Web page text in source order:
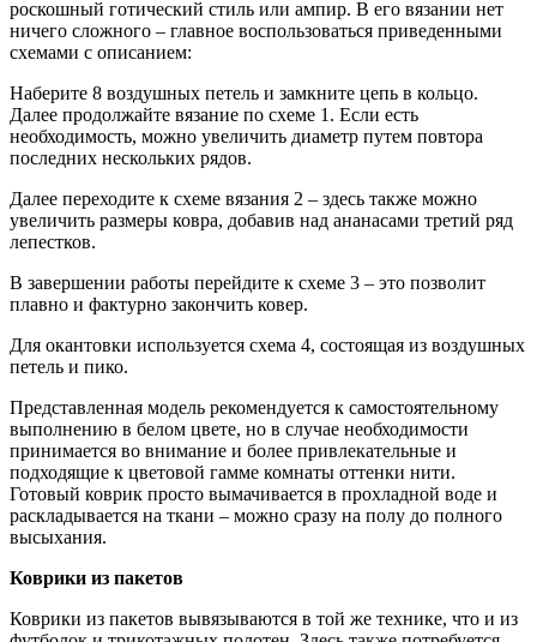
роскошный готический стиль или ампир. В его вязании нет
ничего сложного – главное воспользоваться приведенными
схемами с описанием:
Наберите 8 воздушных петель и замкните цепь в кольцо.
Далее продолжайте вязание по схеме 1. Если есть
необходимость, можно увеличить диаметр путем повтора
последних нескольких рядов.
Далее переходите к схеме вязания 2 – здесь также можно
увеличить размеры ковра, добавив над ананасами третий ряд
лепестков.
В завершении работы перейдите к схеме 3 – это позволит
плавно и фактурно закончить ковер.
Для окантовки используется схема 4, состоящая из воздушных
петель и пико.
Представленная модель рекомендуется к самостоятельному
выполнению в белом цвете, но в случае необходимости
принимается во внимание и более привлекательные и
подходящие к цветовой гамме комнаты оттенки нити.
Готовый коврик просто вымачивается в прохладной воде и
раскладывается на ткани – можно сразу на полу до полного
высыхания.
Коврики из пакетов
Коврики из пакетов вывязываются в той же технике, что и из